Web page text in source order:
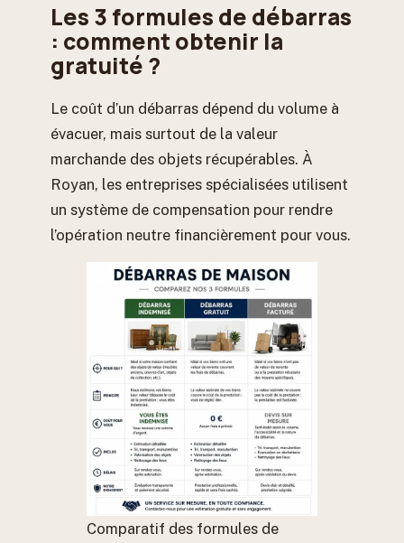
Les 3 formules de débarras
: comment obtenir la
gratuité ?
Le coût d’un débarras dépend du volume à
évacuer, mais surtout de la valeur
marchande des objets récupérables. À
Royan, les entreprises spécialisées utilisent
un système de compensation pour rendre
l’opération neutre financièrement pour vous.
Comparatif des formules de